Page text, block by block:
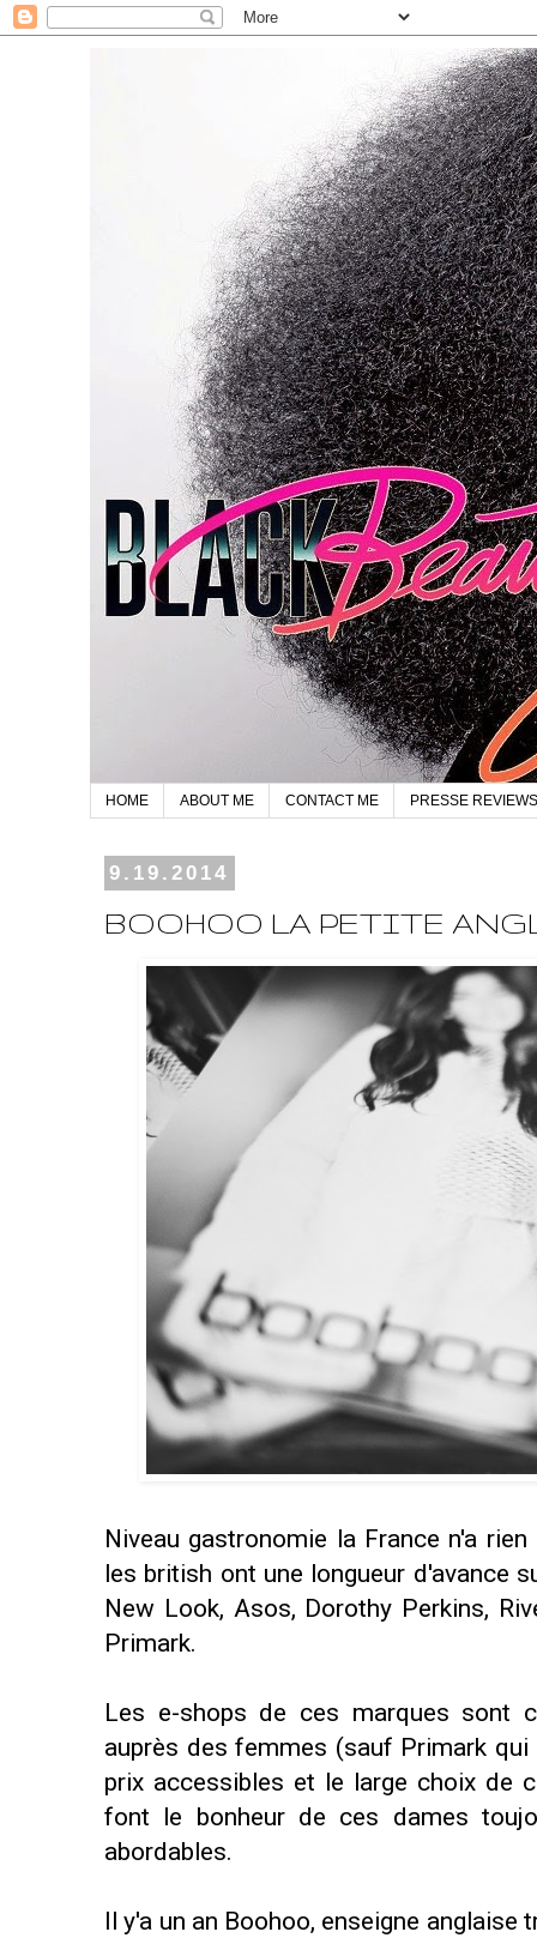
HOME ABOUT ME CONTACT ME PRESSE REVIEWS
9.19.2014
BOOHOO LA PETITE
Niveau gastronomie la France n'a
les british ont une longueur d'avance
New Look, Asos, Dorothy Perkins,
Primark.
Les e-shops de ces marques sont
auprès des femmes (sauf Primark
prix accessibles et le large choix de
font le bonheur de ces dames
abordables.
Il y'a un an Boohoo, enseigne